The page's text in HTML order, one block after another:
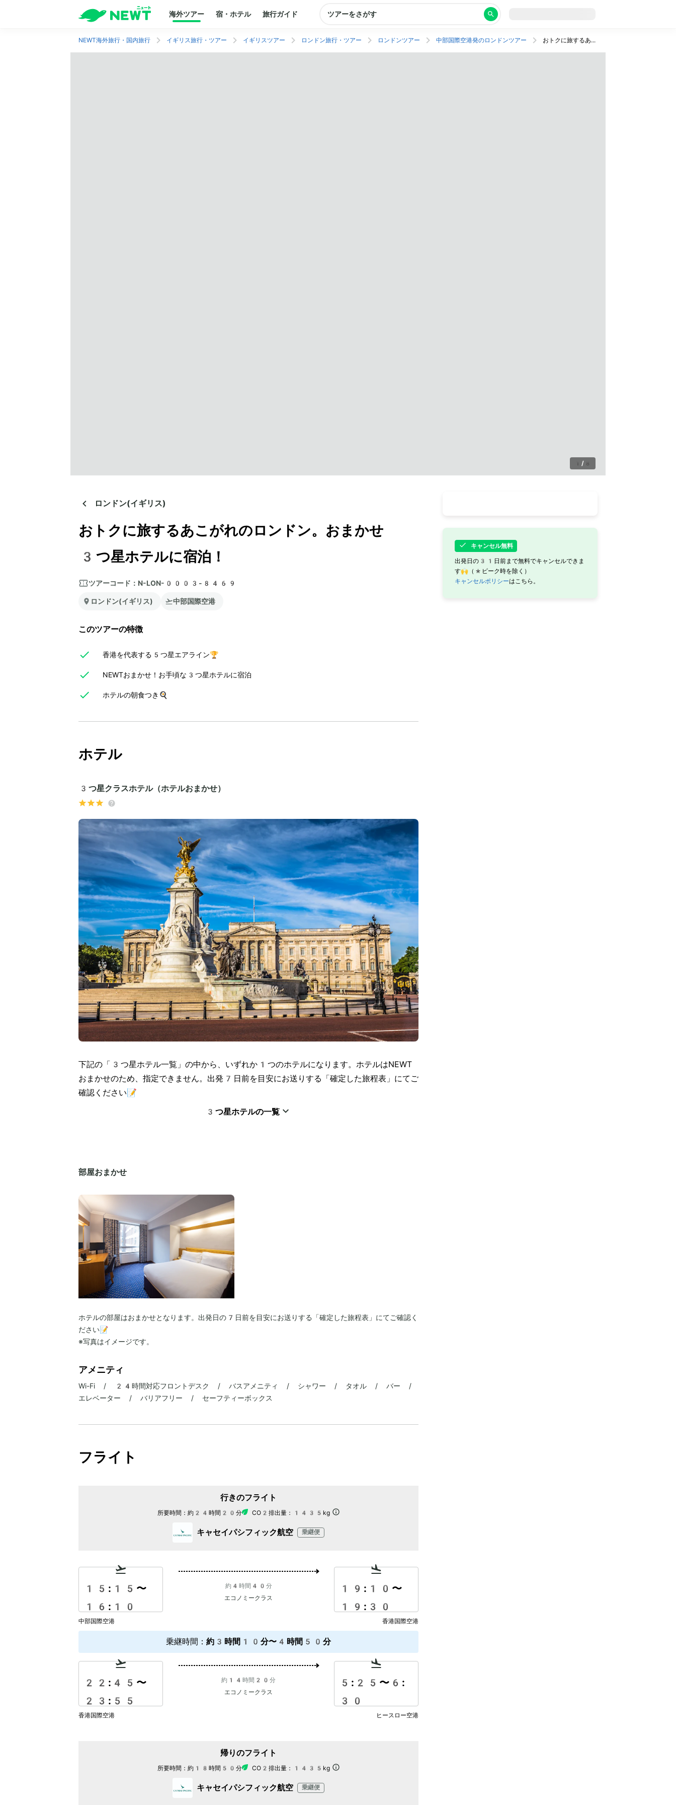
海外ツアー 宿・ホテル 旅行ガイド ツアーをさがす
NEWT海外旅行・国内旅行 イギリス旅行・ツアー イギリスツアー ロンドン旅行・ツアー ロンドンツアー 中部国際空港発のロンドンツアー おトクに旅するあこがれのロンドン。おまかせ3つ星ホテルに宿泊！
1 / 8
ロンドン(イギリス)
おトクに旅するあこがれのロンドン。おまかせ
3つ星ホテルに宿泊！
ツアーコード： N-LON-0003-8469
ロンドン(イギリス) 中部国際空港
このツアーの特徴
香港を代表する5つ星エアライン🏆
NEWTおまかせ！お手頃な3つ星ホテルに宿泊
ホテルの朝食つき🍳
ホテル
3つ星クラスホテル（ホテルおまかせ）
下記の「3つ星ホテル一覧」の中から、いずれか1つのホテルになります。ホテルはNEWT
おまかせのため、指定できません。出発7日前を目安にお送りする「確定した旅程表」にてご
確認ください📝
3つ星ホテルの一覧
部屋おまかせ
ホテルの部屋はおまかせとなります。出発日の7日前を目安にお送りする「確定した旅程表」にてご確認く
ださい📝
※写真はイメージです。
アメニティ
Wi-Fi / 24時間対応フロントデスク / バスアメニティ / シャワー / タオル / バー /
エレベーター / バリアフリー / セーフティーボックス
フライト
行きのフライト
所要時間： 約24時間20分 CO2排出量： 1435kg
キャセイパシフィック航空 乗継便
15:15 〜
16:10
約4時間40分
エコノミークラス
19:10 〜
19:30
中部国際空港 香港国際空港
乗継時間 ： 約3時間10分〜4時間50分
22:45 〜
23:55
約14時間20分
エコノミークラス
5:25 〜 6:
30
香港国際空港 ヒースロー空港
帰りのフライト
所要時間： 約18時間50分 CO2排出量： 1435kg
キャセイパシフィック航空 乗継便
キャンセル無料
出発日の31日前まで無料でキャンセルできま
す🙌（*ピーク時を除く）
キャンセルポリシーはこちら。